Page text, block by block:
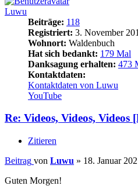
Luwu
Beiträge: 118
Registriert: 3. November
Wohnort: Waldenbuch
Hat sich bedankt: 179 Mal
Danksagung erhalten: 473
Kontaktdaten:
Kontaktdaten von Luwu
YouTube
Re: Videos, Videos,
Zitieren
Beitrag von Luwu » 18. Januar
Guten Morgen!